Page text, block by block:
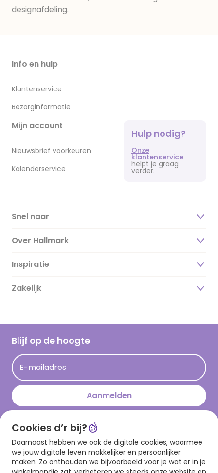
designafdeling.
Info en hulp
Klantenservice
Bezorginformatie
Mijn account
Nieuwsbrief voorkeuren
Kalenderservice
Hulp nodig?
Onze
klantenservice
helpt je graag
verder.
Snel naar
Over Hallmark
Over ons
Duurzaamheid
Hallmark Kaartclub
Acties
Persberichten
Hallmark en Kinderpostzegels
Inspiratie
Magazine
Cadeau inspiratie
Kaartinspiratie
Zakelijk
Blijf op de hoogte
E-mailadres
Aanmelden
Download onze app
Cookies d’r bij?
Daarnaast hebben we ook de digitale cookies, waarmee
we jouw digitale leven makkelijker en persoonlijker
maken. Zo onthouden we bijvoorbeeld voor je wat er in je